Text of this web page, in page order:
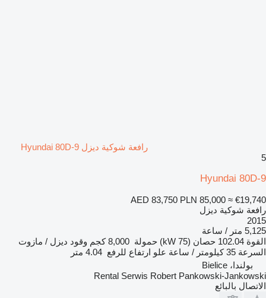
رافعة شوكية ديزل Hyundai 80D-9
5
Hyundai 80D-9
AED 83,750 PLN 85,000 ≈ €19,740
رافعة شوكية ديزل
2015
5,125 متر / ساعة
القوة 102.04 حصان (75 kW) حمولة 8,000 كجم وقود ديزل / مازوت
السرعة 35 كيلومتر / ساعة علو ارتفاع للرفع 4.04 متر
بولندا، Bielice
Rental Serwis Robert Pankowski-Jankowski
الاتصال بالبائع